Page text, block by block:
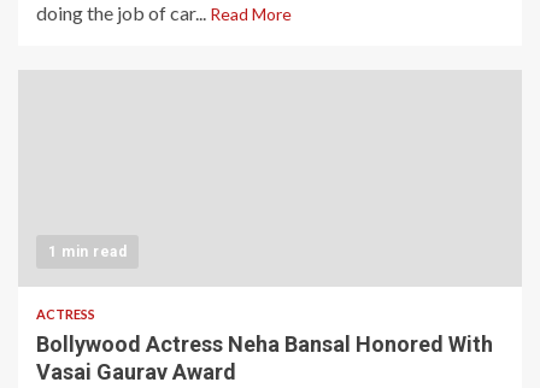
doing the job of car... Read More
1 min read
ACTRESS
Bollywood Actress Neha Bansal Honored With
Vasai Gaurav Award